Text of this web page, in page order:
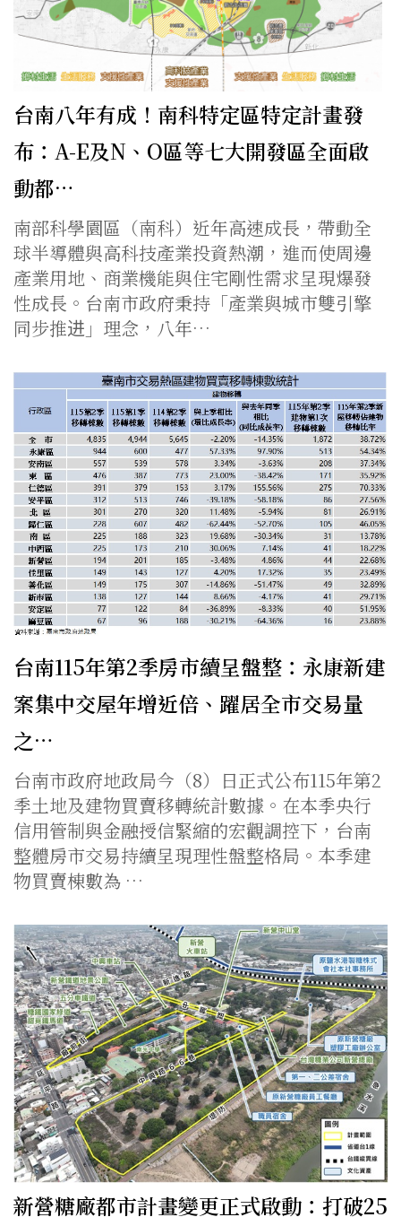
台南八年有成！南科特定區特定計畫發
布：A-E及N、O區等七大開發區全面啟
動都…
南部科學園區（南科）近年高速成長，帶動全
球半導體與高科技產業投資熱潮，進而使周邊
產業用地、商業機能與住宅剛性需求呈現爆發
性成長。台南市政府秉持「產業與城市雙引擎
同步推进」理念，八年…
台南115年第2季房市續呈盤整：永康新建
案集中交屋年增近倍、躍居全市交易量
之…
台南市政府地政局今（8）日正式公布115年第2
季土地及建物買賣移轉統計數據。在本季央行
信用管制與金融授信緊縮的宏觀調控下，台南
整體房市交易持續呈現理性盤整格局。本季建
物買賣棟數為 …
新營糖廠都市計畫變更正式啟動：打破25